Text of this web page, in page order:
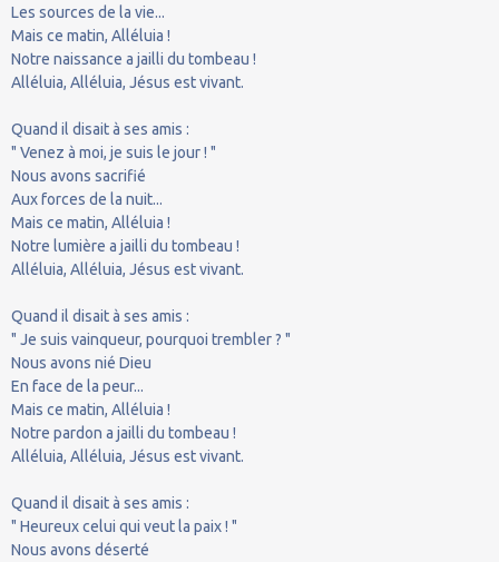
Les sources de la vie...
Mais ce matin, Alléluia !
Notre naissance a jailli du tombeau !
Alléluia, Alléluia, Jésus est vivant.
Quand il disait à ses amis :
" Venez à moi, je suis le jour ! "
Nous avons sacrifié
Aux forces de la nuit...
Mais ce matin, Alléluia !
Notre lumière a jailli du tombeau !
Alléluia, Alléluia, Jésus est vivant.
Quand il disait à ses amis :
" Je suis vainqueur, pourquoi trembler ? "
Nous avons nié Dieu
En face de la peur...
Mais ce matin, Alléluia !
Notre pardon a jailli du tombeau !
Alléluia, Alléluia, Jésus est vivant.
Quand il disait à ses amis :
" Heureux celui qui veut la paix ! "
Nous avons déserté